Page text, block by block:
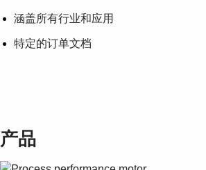
涵盖所有行业和应用
特定的订单文档
产品